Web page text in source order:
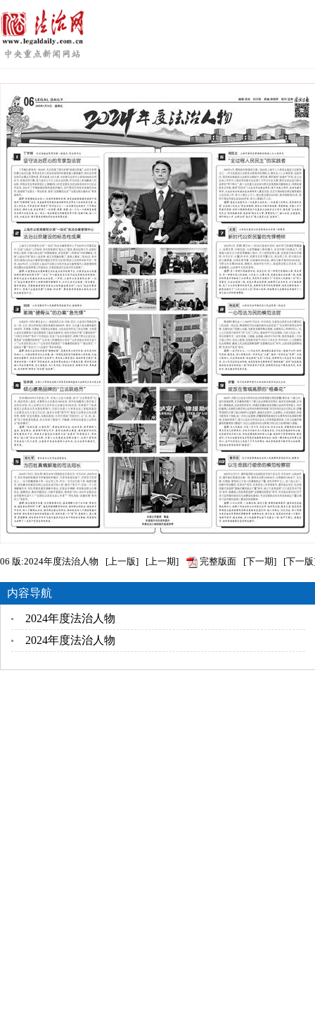
06 版:2024年度法治人物 [上一版] [上一期] 完整版面 [下一期] [下一版
内容导航
2024年度法治人物
2024年度法治人物